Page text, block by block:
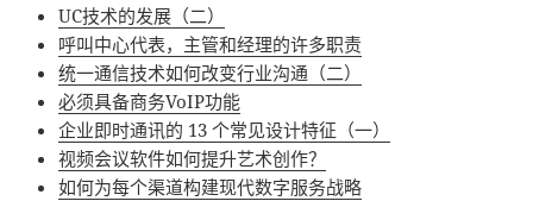
UC技术的发展（二）
呼叫中心代表，主管和经理的许多职责
统一通信技术如何改变行业沟通（二）
必须具备商务VoIP功能
企业即时通讯的 13 个常见设计特征（一）
视频会议软件如何提升艺术创作？
如何为每个渠道构建现代数字服务战略